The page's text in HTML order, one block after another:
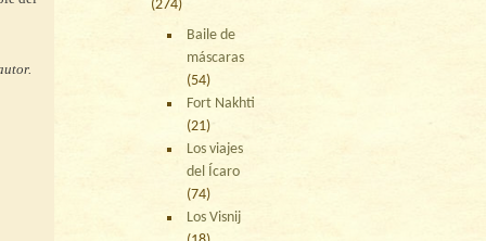
(274)
Baile de
máscaras
(54)
Fort Nakhti
(21)
Los viajes
del Ícaro
(74)
Los Visnij